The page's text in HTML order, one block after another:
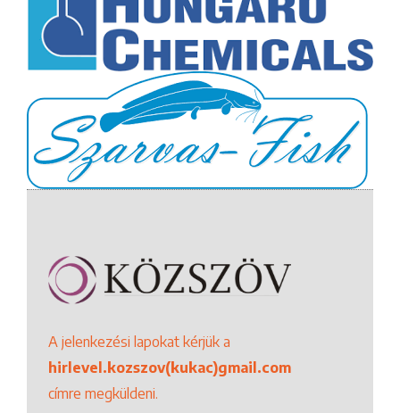
A jelenkezési lapokat kérjük a
hirlevel.kozszov(kukac)gmail.com
címre megküldeni.